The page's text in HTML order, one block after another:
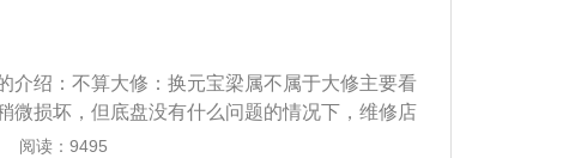
重量上都要比钢制副车架更有优势。总成：一种
连接支架，连接支架具有顶面和侧面，连接支架
方，连接支架的侧面连接在车架纵梁的侧翼面的
介绍：不算大修：换元宝梁属不属于大修主要看
微损坏，但底盘没有什么问题的情况下，维修店
属于大修：但有的属于事故导致的底盘损坏严
阅读：9495